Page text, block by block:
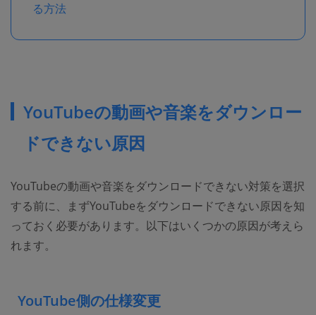
る方法
YouTubeの動画や音楽をダウンロー
ドできない原因
YouTubeの動画や音楽をダウンロードできない対策を選択
する前に、まずYouTubeをダウンロードできない原因を知
っておく必要があります。以下はいくつかの原因が考えら
れます。
YouTube側の仕様変更